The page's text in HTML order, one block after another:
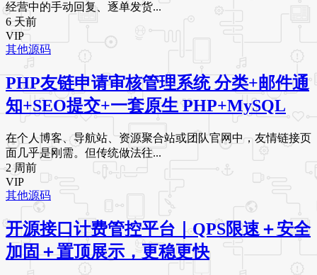
经营中的手动回复、逐单发货...
6 天前
VIP
其他源码
PHP友链申请审核管理系统 分类+邮件通
知+SEO提交+一套原生 PHP+MySQL
在个人博客、导航站、资源聚合站或团队官网中，友情链接页
面几乎是刚需。但传统做法往...
2 周前
VIP
其他源码
开源接口计费管控平台｜QPS限速＋安全
加固＋置顶展示，更稳更快